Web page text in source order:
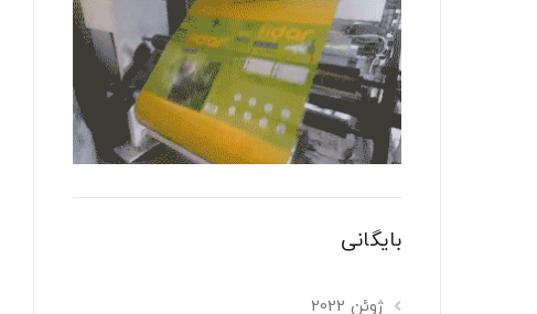
بایگانی
ژوئن 2022